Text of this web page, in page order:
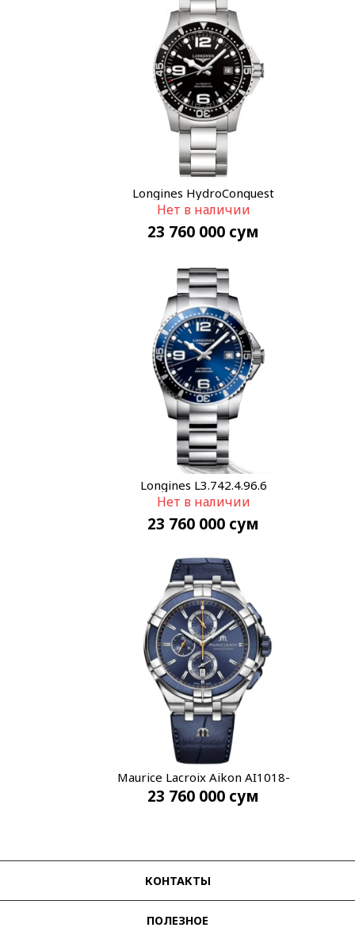
Longines HydroConquest
L3.742.4.56.6
Нет в наличии
23 760 000 сум
Longines L3.742.4.96.6
Нет в наличии
23 760 000 сум
Maurice Lacroix Aikon AI1018-
SS001-432-4
23 760 000 сум
КОНТАКТЫ
ПОЛЕЗНОЕ